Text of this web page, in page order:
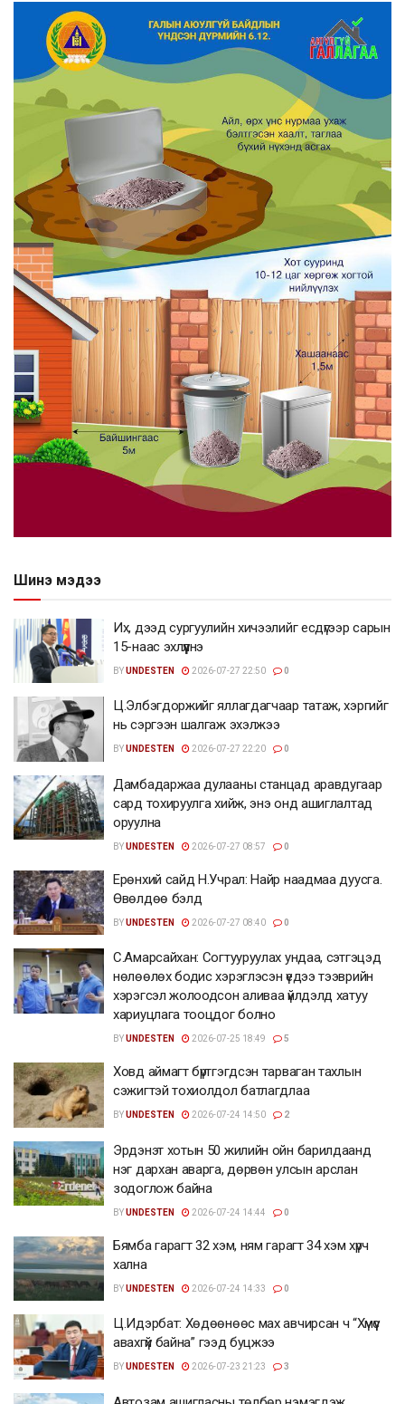
Шинэ мэдээ
Их, дээд сургуулийн хичээлийг есдүгээр сарын
15-наас эхлүүлнэ
BYUNDESTEN 2026-07-27 22:50 0
Ц.Элбэгдоржийг яллагдагчаар татаж, хэргийг
нь сэргээн шалгаж эхэлжээ
BYUNDESTEN 2026-07-27 22:20 0
Дамбадаржаа дулааны станцад аравдугаар
сард тохируулга хийж, энэ онд ашиглалтад
оруулна
BYUNDESTEN 2026-07-27 08:57 0
Ерөнхий сайд Н.Учрал: Найр наадмаа дуусга.
Өвөлдөө бэлд
BYUNDESTEN 2026-07-27 08:40 0
С.Амарсайхан: Согтууруулах ундаа, сэтгэцэд
нөлөөлөх бодис хэрэглэсэн үедээ тээврийн
хэрэгсэл жолоодсон аливаа үйлдэлд хатуу
хариуцлага тооцдог болно
BYUNDESTEN 2026-07-25 18:49 5
Ховд аймагт бүртгэгдсэн тарваган тахлын
сэжигтэй тохиолдол батлагдлаа
BYUNDESTEN 2026-07-24 14:50 2
Эрдэнэт хотын 50 жилийн ойн барилдаанд
нэг дархан аварга, дөрвөн улсын арслан
зодоглож байна
BYUNDESTEN 2026-07-24 14:44 0
Бямба гарагт 32 хэм, ням гарагт 34 хэм хүрч
хална
BYUNDESTEN 2026-07-24 14:33 0
Ц.Идэрбат: Хөдөөнөөс мах авчирсан ч “Хүмүүс
авахгүй байна” гээд буцжээ
BYUNDESTEN 2026-07-23 21:23 3